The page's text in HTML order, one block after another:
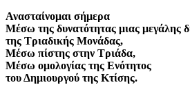
Ανασταίνομαι σήμερα
Μέσω της δυνατότητας μιας μεγάλης
της Τριαδικής Μονάδας,
Μέσω πίστης στην Τριάδα,
Μέσω ομολογίας της Ενότητος
του Δημιουργού της Κτίσης.